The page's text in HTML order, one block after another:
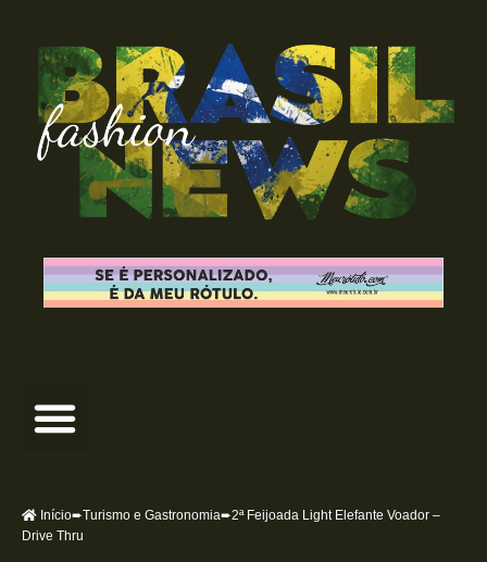
Início➨Turismo e Gastronomia➨2ª Feijoada Light Elefante Voador –
Drive Thru